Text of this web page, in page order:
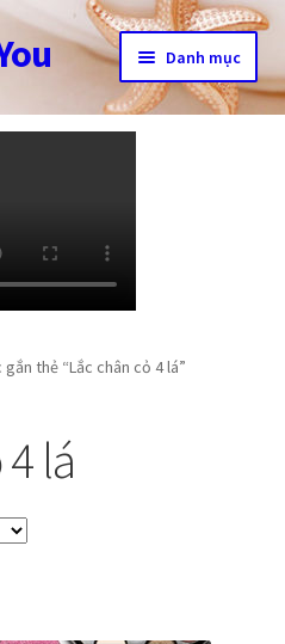
Danh mục
thẻ “Lắc chân cỏ 4 lá”
lá